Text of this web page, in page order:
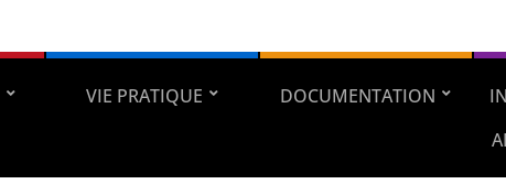
VIE PRATIQUE DOCUMENTATION